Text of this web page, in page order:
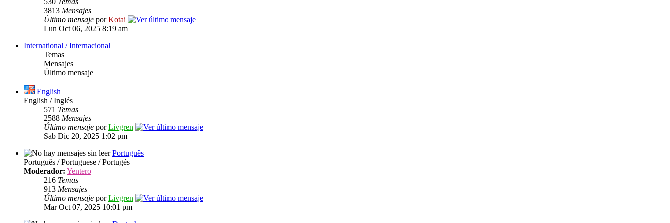
530 Temas
3813 Mensajes
Último mensaje porKotai
Lun Oct 06, 2025 8:19 am
International / Internacional
Temas
Mensajes
Último mensaje
English
English / Inglés
571 Temas
2588 Mensajes
Último mensaje porLivgren
Sab Dic 20, 2025 1:02 pm
Português
Português / Portuguese / Portugés
Moderador: Yentero
216 Temas
913 Mensajes
Último mensaje porLivgren
Mar Oct 07, 2025 10:01 pm